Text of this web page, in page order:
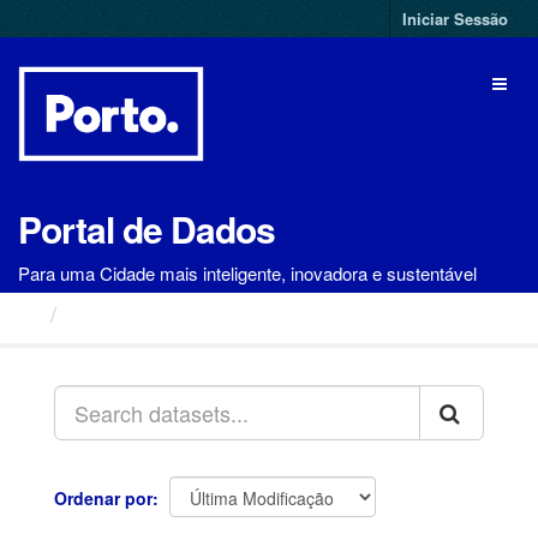
para
Iniciar Sessão
Portal de Dados
Para uma Cidade mais inteligente, inovadora e sustentável
Ordenar por